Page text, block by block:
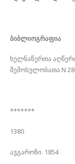
ბიბლიოგრაფია
ხელნაწერთა
შემოსულობათა N
*******
1380
ავგაროზი. 1854